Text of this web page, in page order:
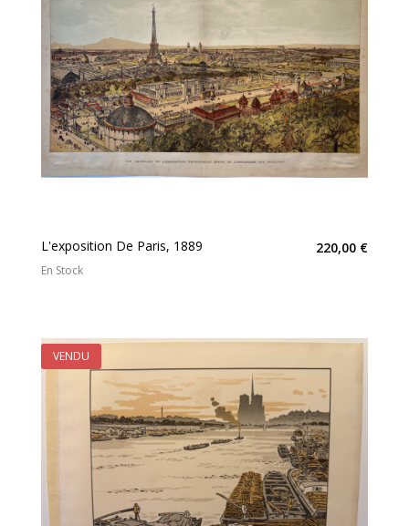
L'exposition De Paris, 1889 220,00 €
En Stock
VENDU